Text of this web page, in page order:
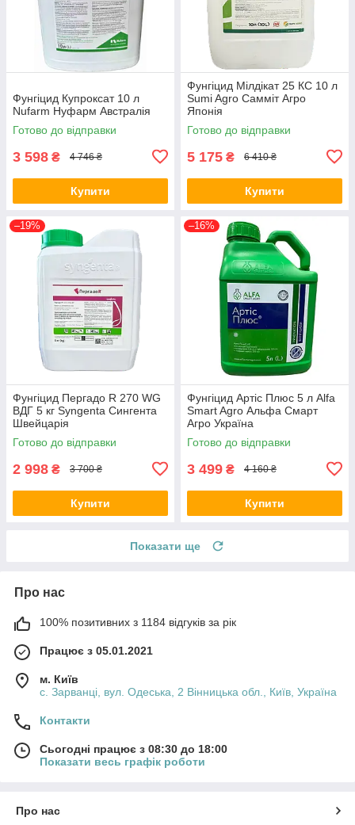
Фунгіцид Купроксат 10 л
Nufarm Нуфарм Австралія
Готово до відправки
3 598 ₴ 4 746 ₴
Купити
Фунгіцид Мілдікат 25 КС 10 л
Sumi Agro Самміт Агро
Японія
Готово до відправки
5 175 ₴ 6 410 ₴
Купити
–19%
Фунгіцид Пергадо R 270 WG
ВДГ 5 кг Syngenta Сингента
Швейцарія
Готово до відправки
2 998 ₴ 3 700 ₴
Купити
–16%
Фунгіцид Артіс Плюс 5 л Alfa
Smart Agro Альфа Смарт
Агро Україна
Готово до відправки
3 499 ₴ 4 160 ₴
Купити
Показати ще
Про нас
100% позитивних з 1184 відгуків за рік
Працює з 05.01.2021
м. Київ
с. Зарванці, вул. Одеська, 2 Вінницька обл., Київ, Україна
Контакти
Сьогодні працює з 08:30 до 18:00
Показати весь графік роботи
Про нас